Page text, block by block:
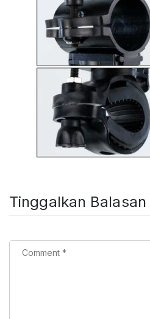
Tinggalkan Balasan